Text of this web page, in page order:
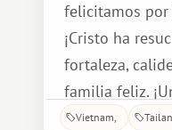
felicitamos por
¡Cristo ha
fortaleza,
familia feliz.
ha ocurrido,
Vietnam